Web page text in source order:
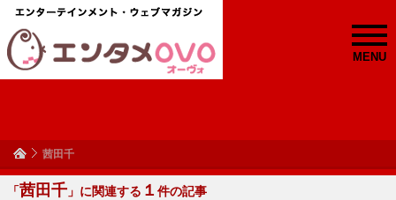
MENU
茜田千
「茜田千 」に関連する １ 件の記事